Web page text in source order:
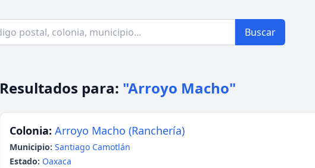
Buscar
Resultados para: "Arroyo Macho"
Colonia: Arroyo Macho (Ranchería)
Municipio: Santiago Camotlán
Estado: Oaxaca